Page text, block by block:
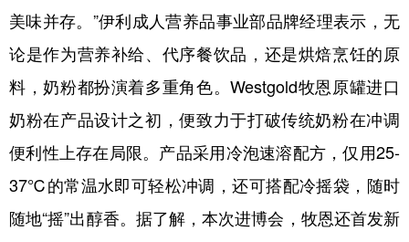
美味并存。”伊利成人营养品事业部品牌经理表示，无
论是作为营养补给、代序餐饮品，还是烘焙烹饪的原
料，奶粉都扮演着多重角色。Westgold牧恩原罐进口
奶粉在产品设计之初，便致力于打破传统奶粉在冲调
便利性上存在局限。产品采用冷泡速溶配方，仅用25-
37℃的常温水即可轻松冲调，还可搭配冷摇袋，随时
随地“摇”出醇香。据了解，本次进博会，牧恩还首发新